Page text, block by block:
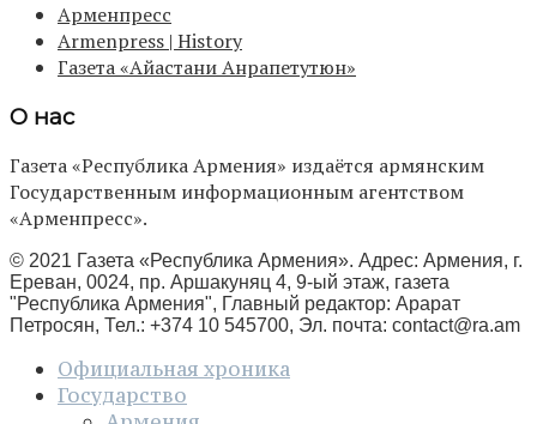
Арменпресс
Armenpress | History
Газета «Айастани Анрапетутюн»
О нас
Газета «Республика Армения» издаётся армянским
Государственным информационным агентством
«Арменпресс».
© 2021 Газета «Республика Армения». Адрес: Армения, г.
Ереван, 0024, пр. Аршакуняц 4, 9-ый этаж, газета
"Республика Армения", Главный редактор: Арарат
Петросян, Тел.: +374 10 545700, Эл. почта: contact@ra.am
Официальная хроника
Государство